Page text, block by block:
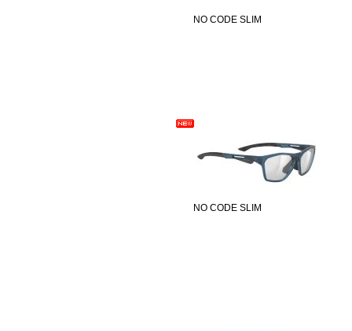
NO CODE SLIM
NO CODE SLIM